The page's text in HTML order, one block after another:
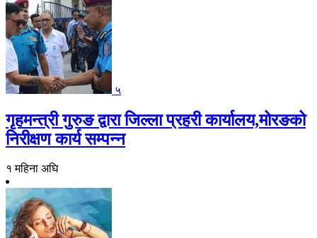
५
गृहमन्त्री गुरुङ द्वारा जिल्ला प्रहरी कार्यालय,मोरङको
निरीक्षण कार्य सम्पन्न
१ महिना अघि